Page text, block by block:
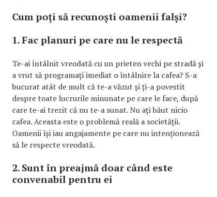
Cum poți să recunoști oamenii falși?
1. Fac planuri pe care nu le respectă
Te-ai întâlnit vreodată cu un prieten vechi pe stradă și
a vrut să programați imediat o întâlnire la cafea? S-a
bucurat atât de mult că te-a văzut și ți-a povestit
despre toate lucrurile minunate pe care le face, după
care te-ai trezit că nu te-a sunat. Nu ați băut nicio
cafea. Aceasta este o problemă reală a societății.
Oamenii își iau angajamente pe care nu intenționează
să le respecte vreodată.
2. Sunt în preajmă doar când este
convenabil pentru ei